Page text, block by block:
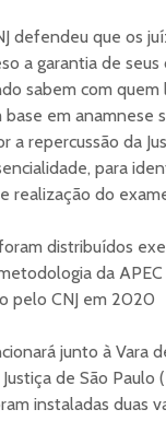
defendeu que os
a garantia de
sabem com
em anamnese
repercussão da
para
realização do
distribuídos
da
pelo CNJ em 2020
junto à Vara
de São
instaladas duas